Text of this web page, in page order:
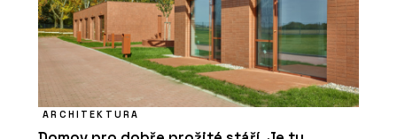
ARCHITEKTURA